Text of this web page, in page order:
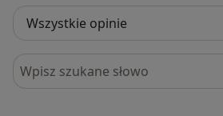
Szukaj w opiniach